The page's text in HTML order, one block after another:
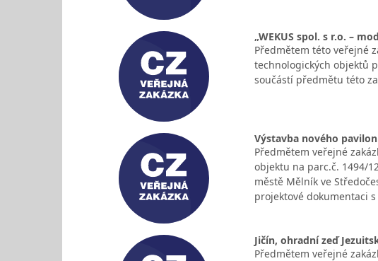
„WEKUS spol. s r.o. –
Předmětem této veřejné
technologických objektů
součástí předmětu této
Výstavba nového
Předmětem veřejné
objektu na parc.č. 1494/
městě Mělník ve
projektové dokumentaci
Jičín, ohradní zeď
Předmětem veřejné